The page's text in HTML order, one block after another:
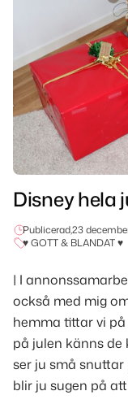
Disney hela
Publicerad,23
♥ GOTT & BLANDAT ♥
| I
också med mig
hemma tittar vi
på julen känns de
ser ju små
blir ju sugen på